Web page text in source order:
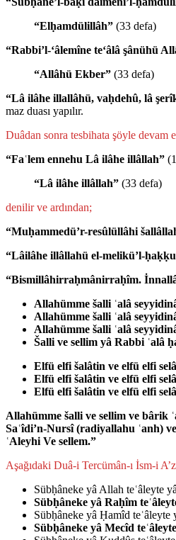
“Elḥamdülillâh” (33 defa)
“Rabbi’l-‘âlemîne te‘âlâ şânühü
“Allâhü Ekber” (33 defa)
“Lâ ilâhe illallâhü, vaḥdehû, lâ
maz duası yapılır.
Duâdan sonra tesbihata şöyle devam
“Faʿlem ennehu Lâ ilâhe illâllah”
“Lâ ilâhe illâllah” (33 defa)
denilir ve ardından;
“Muḥammedü’r-resûlüllâhi
“Lâilâhe illâllahü el-melikü’l-
“Bismillâhirraḥmânirraḥîm.
Allahümme šalli ʿalâ
Allahümme šalli ʿalâ
Allahümme šalli ʿalâ
Šalli ve sellim yâ Rabbi ʿalâ
Elfü elfi šalâtin ve elfü elfi
Elfü elfi šalâtin ve elfü elfi
Elfü elfi šalâtin ve elfü elfi
Allahümme šalli ve sellim ve bârik
Saʿîdi’n-Nursî (radiyallahu ʿanh)
ʿAleyhi Ve sellem.”
Aşağıdaki Duâ-i Tercümân-ı İsm-i
Sübḥâneke yâ Allah teʿâleyte
Sübḥâneke yâ Raḥîm
Sübḥâneke yâ Ḥamîd
Sübḥâneke yâ Mecîd